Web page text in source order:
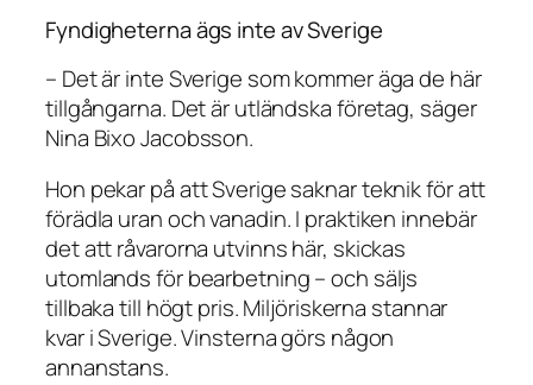
Fyndigheterna ägs inte av Sverige
– Det är inte Sverige som kommer äga de här
tillgångarna. Det är utländska företag, säger
Nina Bixo Jacobsson.
Hon pekar på att Sverige saknar teknik för att
förädla uran och vanadin. I praktiken innebär
det att råvarorna utvinns här, skickas
utomlands för bearbetning – och säljs
tillbaka till högt pris. Miljöriskerna stannar
kvar i Sverige. Vinsterna görs någon
annanstans.